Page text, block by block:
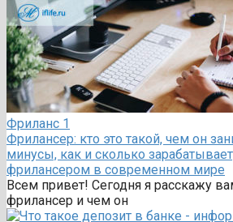
Фриланс 1
Фрилансер: кто это такой, чем он
минусы, как и сколько
фрилансером в современном мире
Всем привет! Сегодня я расскажу
фрилансер и чем он